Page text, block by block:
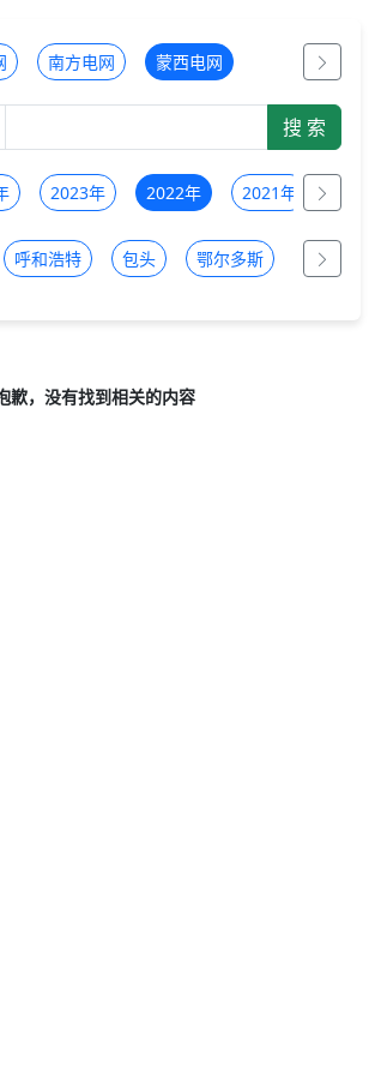
南方电网 蒙西电网
2023年 2022年 2021年
呼和浩特 包头 鄂尔多斯 乌兰察布
歉，没有找到相关的内容